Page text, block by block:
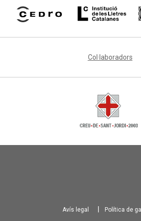
Col·laboradors
Avís legal Política de